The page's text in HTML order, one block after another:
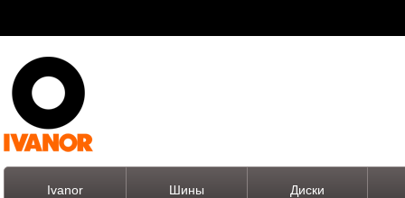
Ivanor Шины Диски